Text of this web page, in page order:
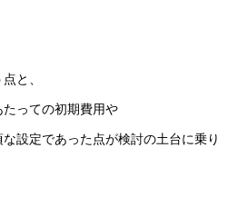
と、
っての初期費用や
設定であった点が検討の土台に乗り